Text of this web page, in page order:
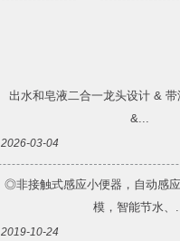
出水和皂液二合一龙头设计 &
&...
2026-03-04
◎非接触式感应小便器，自动感
模，智能节水、
2019-10-24